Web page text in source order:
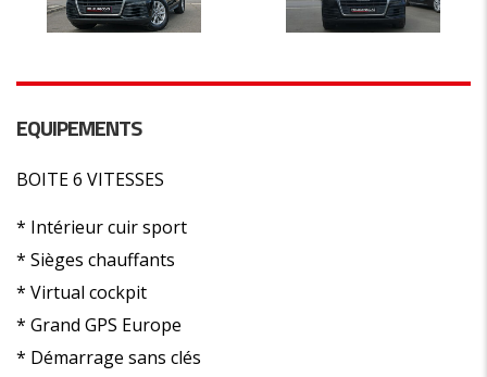
EQUIPEMENTS
BOITE 6 VITESSES
* Intérieur cuir sport
* Sièges chauffants
* Virtual cockpit
* Grand GPS Europe
* Démarrage sans clés